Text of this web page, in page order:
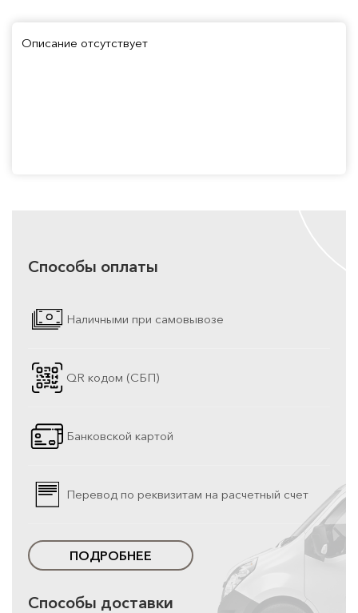
Описание отсутствует
Способы оплаты
Наличными при самовывозе
QR кодом (СБП)
Банковской картой
Перевод по реквизитам на расчетный счет
ПОДРОБНЕЕ
Способы доставки